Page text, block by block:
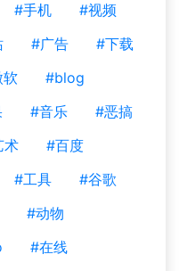
#手机
#视频
#广告
#下载
软
#blog
#音乐
#恶搞
术
#百度
#工具
#谷歌
#动物
#在线